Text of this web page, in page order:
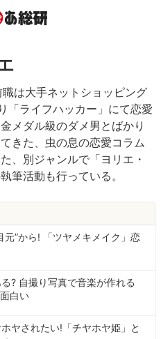
は大手ネットショッピング
「ライフハッカー」にて恋愛
メダル級のダメ男とばかり
きた、虫の息の恋愛コラム
、別ジャンルで「ヨリエ・
筆活動も行っている。
元”から! 「ツヤメキメイク」恋
? 自撮り写真で音楽が作れる
白い
ヤされたい!「チヤホヤ姫」と